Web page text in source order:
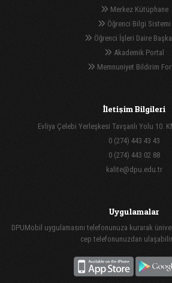
Merkez Kütüphane
Öğrenci Bilgi Sistemi
Öğrenci İşleri Daire
Akademik Portal
Memnuniyet Bildirim
İletişim Bilgileri
Evliya Çelebi Yerleşkesi Tavşanlı Yolu 10.
0 (274) 443 43 43
0 (274) 443 02 88
kalite@dpu.edu.tr
Uygulamalar
DPUMobil uygulamasını telefonunuza kurarak
cep telefonunuzdan